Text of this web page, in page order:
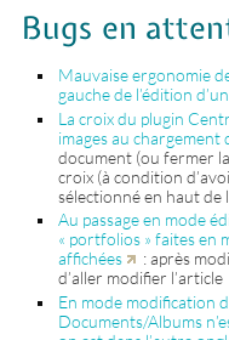
Bugs en
Mauvaise ergonomie
gauche de l’édition
La croix du plugin
images au chargement
document (ou fermer
croix (à condition
sélectionné en haut de
Au passage en mode
« portfolios » faites en
affichées
: après
d’aller modifier l’article
En mode modification
Documents/Albums